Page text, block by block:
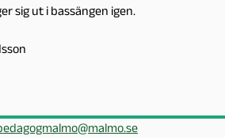
sig ut i bassängen igen.